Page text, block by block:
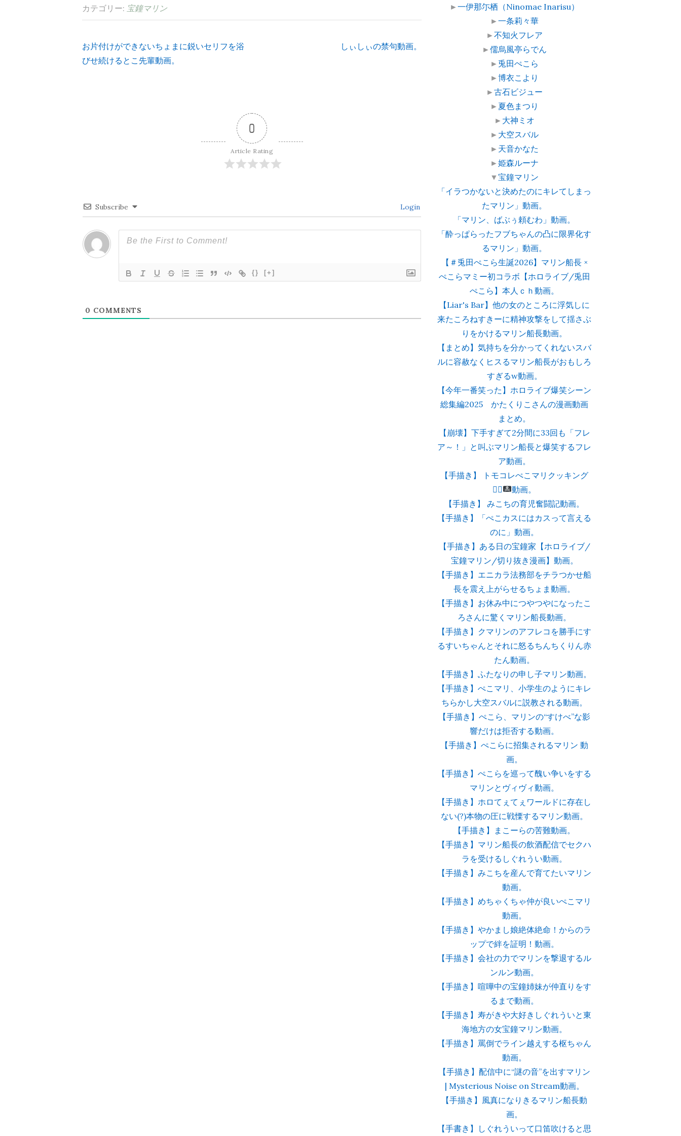
カテゴリー: 宝鐘マリン
投
シ
ョ
お片付けができないちょまに鋭いセリフを浴
びせ続けるとこ先輩動画。
しぃしぃの禁句動画。
0
Article Rating
Subscribe Login
{} [+]
0 COMMENTS
►一伊那尓栖（Ninomae Inarisu）
►一条莉々華
►不知火フレア
►儒烏風亭らでん
► 兎田ぺこら
►博衣こより
►古石ビジュー
► 夏色まつり
► 大神ミオ
► 大空スバル
► 天音かなた
►姫森ルーナ
▼宝鐘マリン
「イラつかないと決めたのにキレてしまっ
たマリン」動画。
「マリン、ばぶぅ頼むわ」動画。
「酔っぱらったフブちゃんの凸に限界化す
るマリン」動画。
【＃兎田ぺこら生誕2026】マリン船長 ×
ぺこらマミー初コラボ【ホロライブ/兎田
ぺこら】本人ｃｈ動画。
【Liar's Bar】他の女のところに浮気しに
来たころねすきーに精神攻撃をして揺さぶ
りをかけるマリン船長動画。
【まとめ】気持ちを分かってくれないスバ
ルに容赦なくヒスるマリン船長がおもしろ
すぎるw動画。
【今年一番笑った】ホロライブ爆笑シーン
総集編2025 かたくりこさんの漫画動画
まとめ。
【崩壊】下手すぎて2分間に33回も「フレ
ア～！」と叫ぶマリン船長と爆笑するフレ
ア動画。
【手描き】 トモコレぺこマリクッキング
👯‍♀️
動画。
【手描き】 みこちの育児奮闘記動画。
【手描き】「ぺこカスにはカスって言える
のに」動画。
【手描き】ある日の宝鐘家【ホロライブ/
宝鐘マリン/切り抜き漫画】動画。
【手描き】エニカラ法務部をチラつかせ船
長を震え上がらせるちょま動画。
【手描き】お休み中につやつやになったこ
ろさんに驚くマリン船長動画。
【手描き】クマリンのアフレコを勝手にす
るすいちゃんとそれに怒るちんちくりん赤
たん動画。
【手描き】ふたなりの申し子マリン動画。
【手描き】ぺこマリ、小学生のようにキレ
ちらかし大空スバルに説教される動画。
【手描き】ぺこら、マリンの“すけべ”な影
響だけは拒否する動画。
【手描き】ぺこらに招集されるマリン 動
画。
【手描き】ぺこらを巡って醜い争いをする
マリンとヴィヴィ動画。
【手描き】ホロてぇてぇワールドに存在し
ない(?)本物の圧に戦慄するマリン動画。
【手描き】まこーらの苦難動画。
【手描き】マリン船長の飲酒配信でセクハ
ラを受けるしぐれうい動画。
【手描き】みこちを産んで育てたいマリン
動画。
【手描き】めちゃくちゃ仲が良いぺこマリ
動画。
【手描き】やかまし娘絶体絶命！からのラ
ップで絆を証明！動画。
【手描き】会社の力でマリンを撃退するル
ンルン動画。
【手描き】喧嘩中の宝鐘姉妹が仲直りをす
るまで動画。
【手描き】寿がきや大好きしぐれういと東
海地方の女宝鐘マリン動画。
【手描き】罵倒でライン越えする枢ちゃん
動画。
【手描き】配信中に“謎の音”を出すマリン
| Mysterious Noise on Stream動画。
【手描き】風真になりきるマリン船長動
画。
【手書き】しぐれういって口笛吹けると思